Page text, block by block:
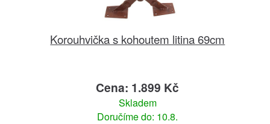
Korouhvička s kohoutem litina 69cm
Cena: 1.899 Kč
Skladem
Doručíme do: 10.8.